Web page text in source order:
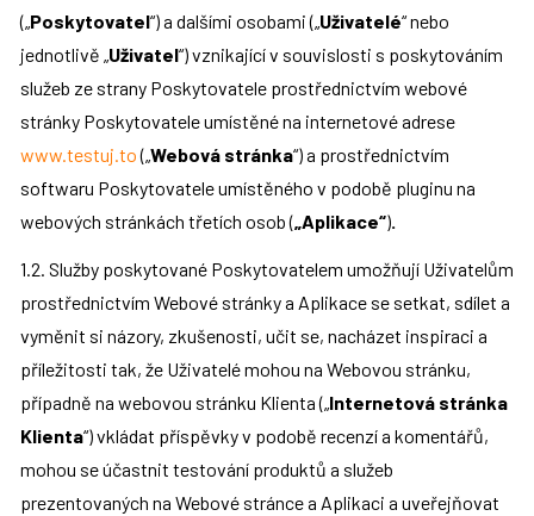
(„ Poskytovatel“) a dalšími osobami („ Uživatelé“ nebo
jednotlivě „ Uživatel“) vznikající v souvislosti s poskytováním
služeb ze strany Poskytovatele prostřednictvím webové
www.testuj.to („ Webová stránka“) a prostřednictvím
softwaru Poskytovatele umístěného v podobě pluginu na
webových stránkách třetích osob ( „Aplikace“)
1.2. Služby poskytované Poskytovatelem umožňují Uživatelům
prostřednictvím Webové stránky a Aplikace se setkat, sdílet a
vyměnit si názory, zkušenosti, učit se, nacházet inspiraci a
příležitosti tak, že Uživatelé mohou na Webovou stránku,
případně na webovou stránku Klienta („Internetová stránka
Klienta“) vkládat příspěvky v podobě recenzí a komentářů,
mohou se účastnit testování produktů a služeb
prezentovaných na Webové stránce a Aplikaci a uveřejňovat